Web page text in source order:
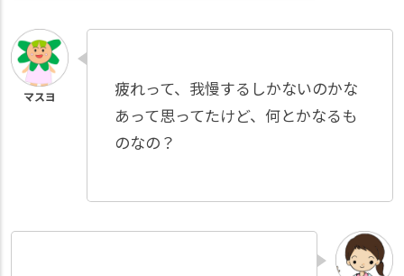
疲れって、我慢するしかないのかな
あって思ってたけど、何とかなるも
のなの？